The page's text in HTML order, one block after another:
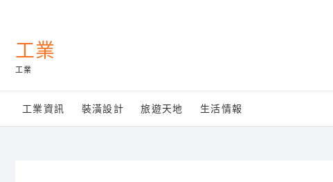
content工業
工業
工業資訊 裝潢設計 旅遊天地 生活情報